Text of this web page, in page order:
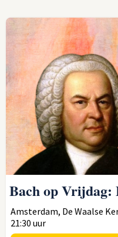
Bach op
Amsterdam, De Waalse
21:30 uur